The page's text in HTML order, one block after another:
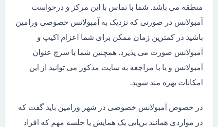
منطقه می باشد. شما با تماس با این مرکز و درخواست
آمبولانس در صورتی که نزدیک به آمبولانس خصوصی ورامین
باشید در کمترین زمان ممکن برای شما اعزام اکیپ و
آمبولانس صورت می پذیرد. همچنین شما با سرچ عنوان
آمبولانس و یا با مراجعه به سایت مذکور می توانید از این
امکانات بهره مند شوید.
در خصوص آمبولانس خصوصی در شهر ورامین باید گفت که
در مواردی همانند برپایی یک همایش یا جلسه مهم که افراد